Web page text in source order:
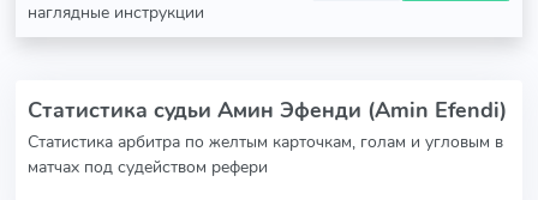
наглядные инструкции
Статистика судьи Амин Эфенди (Amin Efendi)
Статистика арбитра по желтым карточкам, голам и угловым в
матчах под судейством рефери